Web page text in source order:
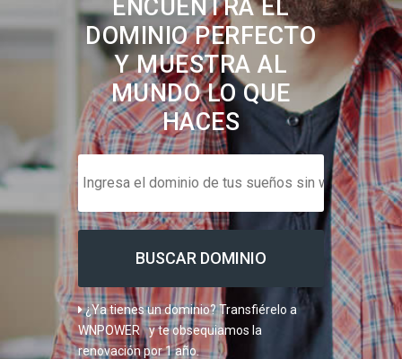
ENCUENTRA EL
DOMINIO PERFECTO
Y MUESTRA AL
MUNDO LO QUE
HACES
¿Ya tienes un dominio?Transfiérelo a
WNPOWER
y te obsequiamos la
renovación por 1 año.